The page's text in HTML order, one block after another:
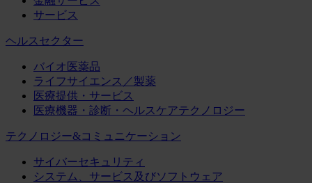
サービス
ヘルスセクター
バイオ医薬品
ライフサイエンス／製薬
医療提供・サービス
医療機器・診断・ヘルスケアテクノロジー
テクノロジー&コミュニケーション
サイバーセキュリティ
システム、サービス及びソフトウェア